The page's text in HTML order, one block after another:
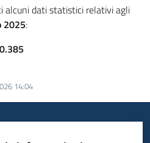
alcuni dati statistici relativi agli
2025:
14:04